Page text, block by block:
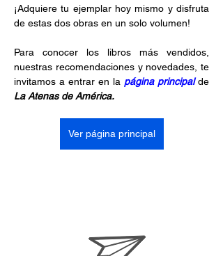
¡Adquiere tu ejemplar hoy mismo y disfruta
de estas dos obras en un solo volumen!
Para conocer los libros más vendidos,
nuestras recomendaciones y novedades, te
invitamos a entrar en la página principal
La Atenas de América.
Ver página principal